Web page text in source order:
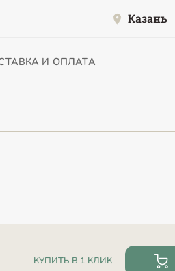
Казань
И ОПЛАТА
КУПИТЬ В 1 КЛИК